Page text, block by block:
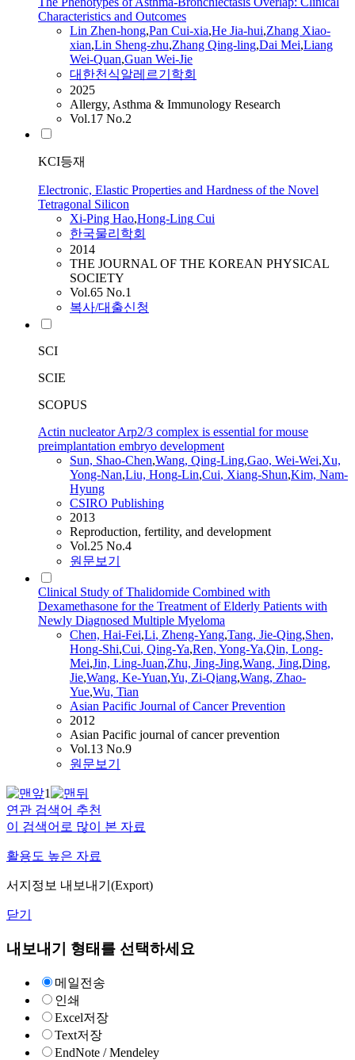
Characteristics and Outcomes
Lin Zhen-hong,Pan Cui-xia,He Jia-hui,Zhang Xiao-
xian,Lin Sheng-zhu,Zhang Qing-ling,Dai Mei,Liang
Wei-Quan,Guan Wei-Jie
대한천식알레르기학회
2025
Allergy, Asthma & Immunology Research
Vol.17 No.2
KCI등재
Electronic, Elastic Properties and Hardness of the Novel
Tetragonal Silicon
Xi-Ping Hao,Hong-Ling Cui
한국물리학회
2014
THE JOURNAL OF THE KOREAN PHYSICAL
SOCIETY
Vol.65 No.1
복사/대출신청
SCI
SCIE
SCOPUS
Actin nucleator Arp2/3 complex is essential for mouse
preimplantation embryo development
Sun, Shao-Chen,Wang, Qing-Ling,Gao, Wei-Wei,Xu,
Yong-Nan,Liu, Hong-Lin,Cui, Xiang-Shun,Kim, Nam-
Hyung
CSIRO Publishing
2013
Reproduction, fertility, and development
Vol.25 No.4
원문보기
Clinical Study of Thalidomide Combined with
Dexamethasone for the Treatment of Elderly Patients with
Newly Diagnosed Multiple Myeloma
Chen, Hai-Fei,Li, Zheng-Yang,Tang, Jie-Qing,Shen,
Hong-Shi,Cui, Qing-Ya,Ren, Yong-Ya,Qin, Long-
Mei,Jin, Ling-Juan,Zhu, Jing-Jing,Wang, Jing,Ding,
Jie,Wang, Ke-Yuan,Yu, Zi-Qiang,Wang, Zhao-
Yue,Wu, Tian
Asian Pacific Journal of Cancer Prevention
2012
Asian Pacific journal of cancer prevention
Vol.13 No.9
원문보기
1
연관 검색어 추천
이 검색어로 많이 본 자료
활용도 높은 자료
서지정보 내보내기(Export)
닫기
내보내기 형태를 선택하세요
메일전송
인쇄
Excel저장
Text저장
EndNote / Mendeley